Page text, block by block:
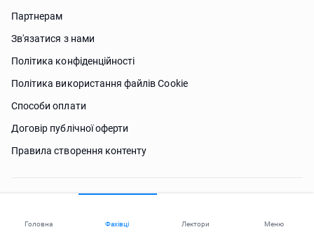
Головна Фахівці Лектори Меню
Партнерам
Зв'язатися з нами
Політика конфіденційності
Політика використання файлів Сookie
Способи оплати
Договір публічної оферти
Правила створення контенту
Потрібна допомога?